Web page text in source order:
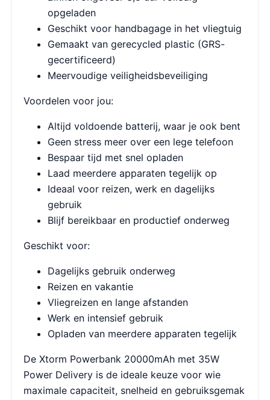
opgeladen
Geschikt voor handbagage in het vliegtuig
Gemaakt van gerecycled plastic (GRS-
gecertificeerd)
Meervoudige veiligheidsbeveiliging
Voordelen voor jou:
Altijd voldoende batterij, waar je ook bent
Geen stress meer over een lege telefoon
Bespaar tijd met snel opladen
Laad meerdere apparaten tegelijk op
Ideaal voor reizen, werk en dagelijks
gebruik
Blijf bereikbaar en productief onderweg
Geschikt voor:
Dagelijks gebruik onderweg
Reizen en vakantie
Vliegreizen en lange afstanden
Werk en intensief gebruik
Opladen van meerdere apparaten tegelijk
De Xtorm Powerbank 20000mAh met 35W
Power Delivery is de ideale keuze voor wie
maximale capaciteit, snelheid en gebruiksgemak